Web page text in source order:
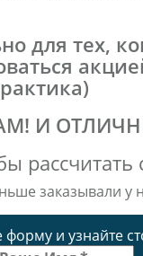
для тех,
И
заказывали у
форму и узнайте